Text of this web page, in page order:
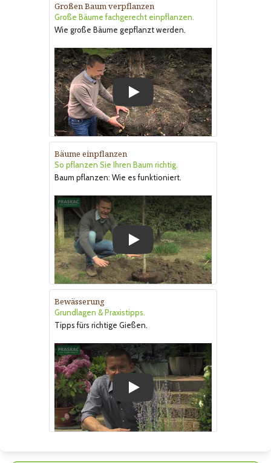
Großen Baum verpflanzen
Große Bäume fachgerecht einpflanzen.
Wie große Bäume gepflanzt werden.
Bäume einpflanzen
So pflanzen Sie Ihren Baum richtig.
Baum pflanzen: Wie es funktioniert.
Bewässerung
Grundlagen & Praxistipps.
Tipps fürs richtige Gießen.